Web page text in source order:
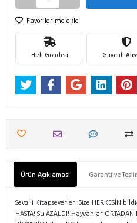
Favorilerime ekle
Hızlı Gönderi Güvenli
Ürün Açıklaması Garanti ve
Sevgili Kitapseverler, Size HERKESİN
HASTA! Su AZALDI! Hayvanlar